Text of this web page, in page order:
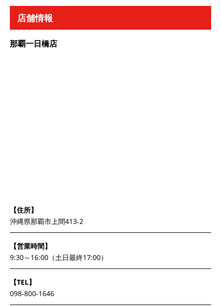
店舗情報
那覇一日橋店
【住所】
沖縄県那覇市上間413-2
【営業時間】
9:30～16:00（土日最終17:00）
【TEL】
098-800-1646